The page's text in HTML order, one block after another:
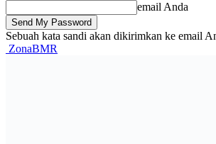
email Anda
Sebuah kata sandi akan dikirimkan ke email
ZonaBMR